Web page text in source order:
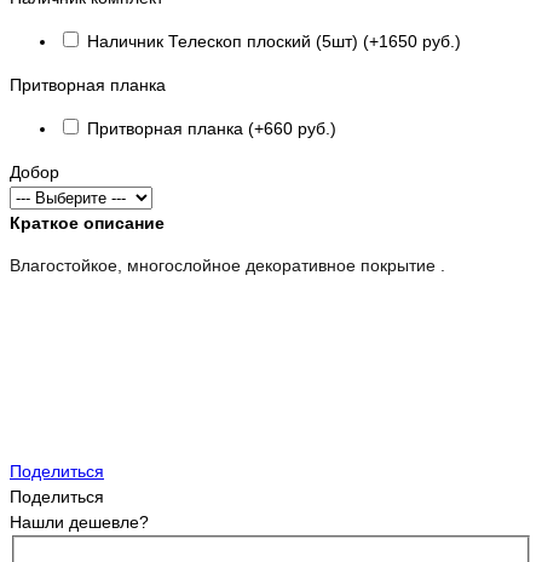
Наличник Телескоп плоский (5шт) (+1650 руб.)
Притворная планка
Притворная планка (+660 руб.)
Добор
Краткое описание
Влагостойкое, многослойное декоративное покрытие .
Поделиться
Поделиться
Нашли дешевле?